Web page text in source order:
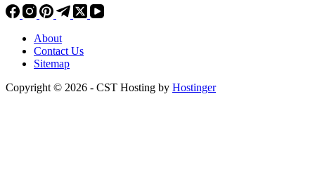
About
Contact Us
Sitemap
Copyright © 2026 - CST Hosting by Hostinger